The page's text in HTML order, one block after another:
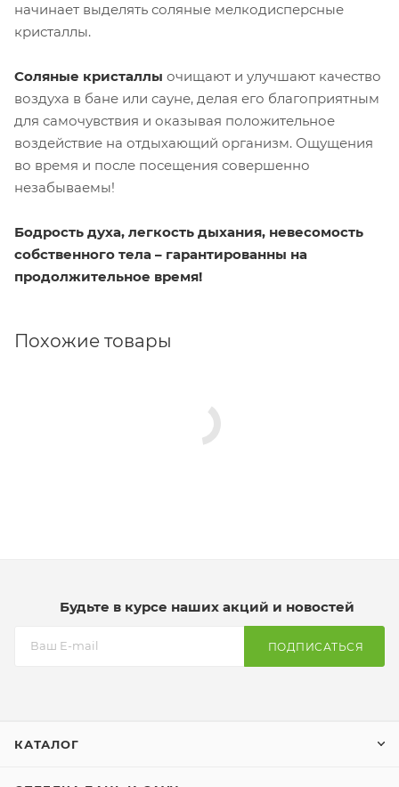
начинает выделять соляные мелкодисперсные
кристаллы.
Соляные кристаллы очищают и улучшают качество
воздуха в бане или сауне, делая его благоприятным
для самочувствия и оказывая положительное
воздействие на отдыхающий организм. Ощущения
во время и после посещения совершенно
незабываемы!
Бодрость духа, легкость дыхания, невесомость
собственного тела – гарантированны на
продолжительное время!
Похожие товары
Будьте в курсе наших акций и новостей
ПОДПИСАТЬСЯ
КАТАЛОГ